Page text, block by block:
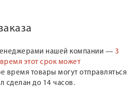
нашей компании — 3
этот срок может
время товары могут отправляться
сделан до 14 часов.